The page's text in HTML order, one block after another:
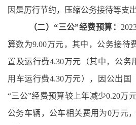
因是厉行节约，压缩公务接待等支出
（二）“三公”经费预算：
算数为9.00万元，其中，公务接待
置及运行费4.30万元（其中，公务
用车运行费4.30万元），因公出国
“三公”经费预算较上年减少0.20万
公务车辆，公车相关费用为0万元